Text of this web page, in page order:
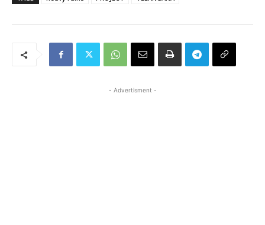
- Advertisment -